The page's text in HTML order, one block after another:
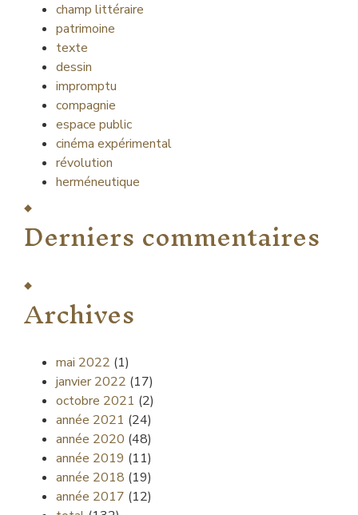
champ littéraire
patrimoine
texte
dessin
impromptu
compagnie
espace public
cinéma expérimental
révolution
herméneutique
Derniers commentaires
Archives
mai 2022 (1)
janvier 2022 (17)
octobre 2021 (2)
année 2021 (24)
année 2020 (48)
année 2019 (11)
année 2018 (19)
année 2017 (12)